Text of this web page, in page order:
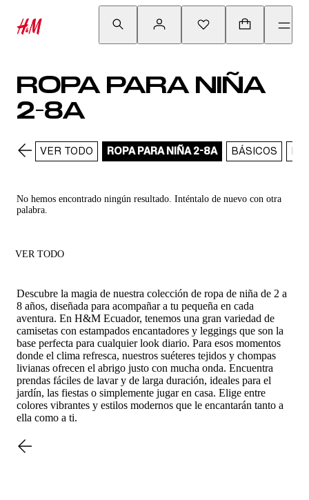
ROPA PARA NIÑA
2-8A
VER TODO ROPA PARA NIÑA 2-8A BÁSICOS
No hemos encontrado ningún resultado. Inténtalo de nuevo con otra
palabra.
VER TODO
Descubre la magia de nuestra colección de ropa de niña de 2 a
8 años, diseñada para acompañar a tu pequeña en cada
aventura. En H&M Ecuador, tenemos una gran variedad de
camisetas con estampados encantadores y leggings que son la
base perfecta para cualquier look diario. Para esos momentos
donde el clima refresca, nuestros suéteres tejidos y chompas
livianas ofrecen el abrigo justo con mucha onda. Encuentra
prendas fáciles de lavar y de larga duración, ideales para el
jardín, las fiestas o simplemente jugar en casa. Elige entre
colores vibrantes y estilos modernos que le encantarán tanto a
ella como a ti.